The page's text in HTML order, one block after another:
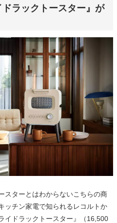
ラックトースター』が
スターとはわからないこちらの商
ッチン家電で知られるレコルトか
イドラックトースター』（16,500